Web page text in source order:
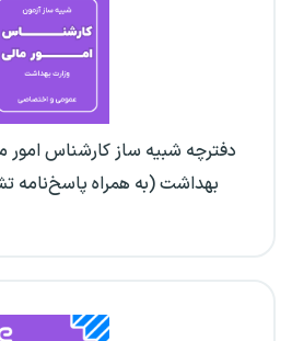
دفترچه شبیه ساز کارشناس امور
بهداشت (به همراه